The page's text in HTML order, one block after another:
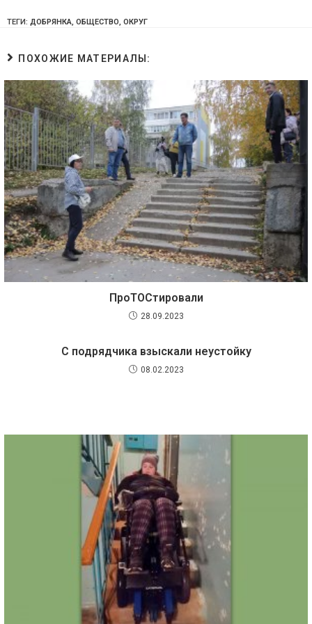
ТЕГИ: ДОБРЯНКА, ОБЩЕСТВО, ОКРУГ
ПОХОЖИЕ МАТЕРИАЛЫ:
ПроТОСтировали
28.09.2023
С подрядчика взыскали неустойку
08.02.2023